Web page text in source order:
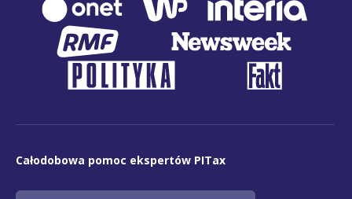
Całodobowa pomoc ekspertów PITax